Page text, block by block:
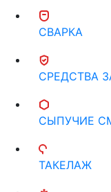
СВАРКА
СРЕДСТВА
СЫПУЧИЕ
ТАКЕЛАЖ